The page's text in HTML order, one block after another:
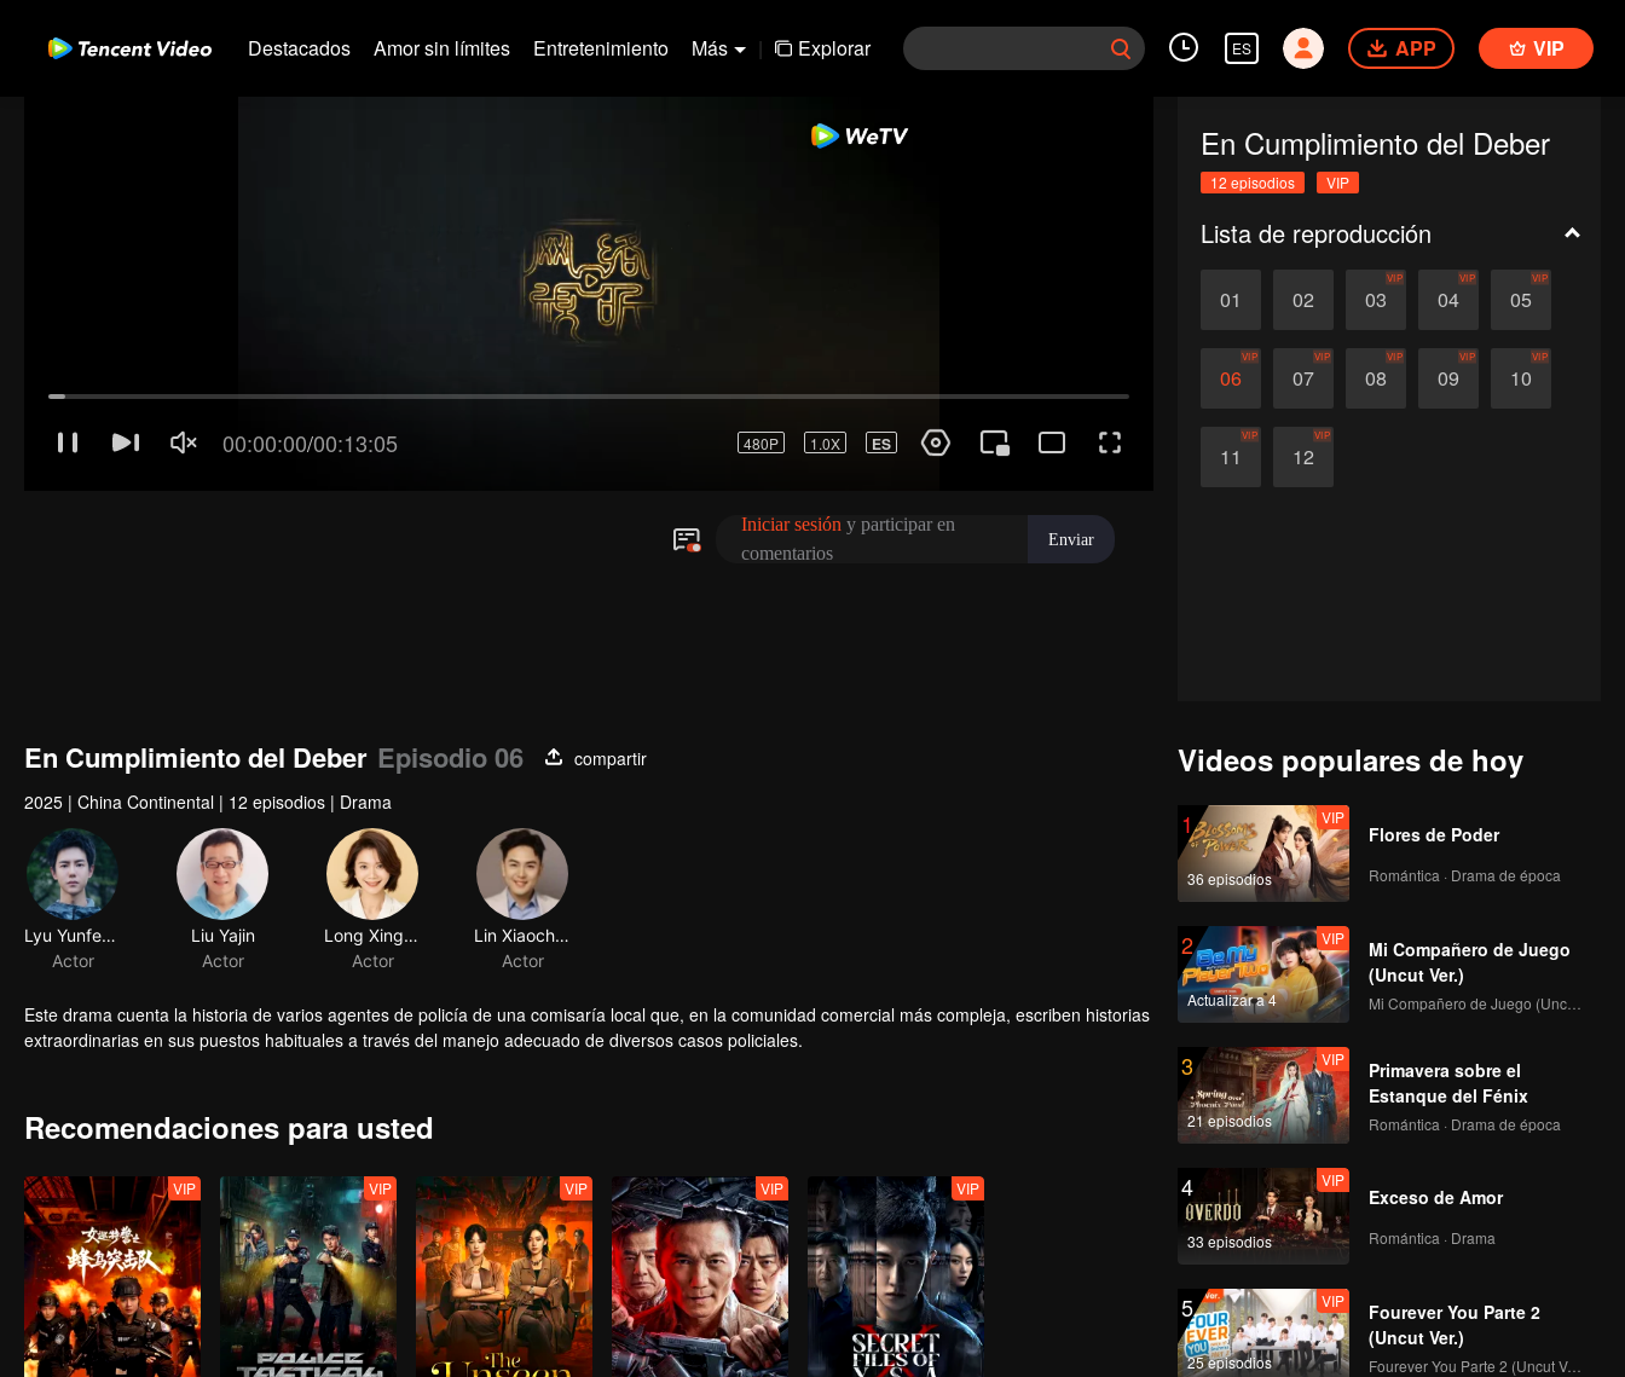
Destacados Amor sin límites Entretenimiento Más | Explorar ES APP VIP
En Cumplimiento del Deber
12 episodios VIP
Lista de reproducción
01 02 03
VIP
04
VIP
05
VIP
06
VIP
07
VIP
08
VIP
09
VIP
10
VIP
11
VIP
12
VIP
En Cumplimiento del Deber Episodio 06
compartir
2025 | China Continental | 12 episodios | Drama
Lyu Yunfeng
Actor
Liu Yajin
Actor
Long Xingyu
Actor
Lin Xiaochen
Actor
Este drama cuenta la historia de varios agentes de policía de una comisaría local que, en la comunidad comercial más compleja, escriben historias
extraordinarias en sus puestos habituales a través del manejo adecuado de diversos casos policiales.
Recomendaciones para usted
VIP VIP VIP VIP VIP
Videos populares de hoy
1
36 episodios
VIP
Flores de Poder
Romántica · Drama de época
2
Actualizar a 4
VIP
Mi Compañero de Juego
(Uncut Ver.)
Mi Compañero de Juego (Uncut Ver.)
3
21 episodios
VIP
Primavera sobre el
Estanque del Fénix
Romántica · Drama de época
4
33 episodios
VIP
Exceso de Amor
Romántica · Drama
5
25 episodios
VIP
Fourever You Parte 2
(Uncut Ver.)
Fourever You Parte 2 (Uncut Ver.)